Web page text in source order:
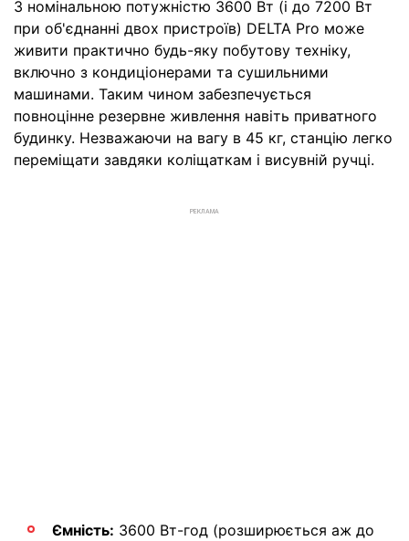
З номінальною потужністю 3600 Вт (і до 7200 Вт
при об'єднанні двох пристроїв) DELTA Pro може
живити практично будь-яку побутову техніку,
включно з кондиціонерами та сушильними
машинами. Таким чином забезпечується
повноцінне резервне живлення навіть приватного
будинку. Незважаючи на вагу в 45 кг, станцію легко
переміщати завдяки коліщаткам і висувній ручці.
РЕКЛАМА
Ємність: 3600 Вт-год (розширюється аж до